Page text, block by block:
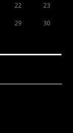
22 23
29 30